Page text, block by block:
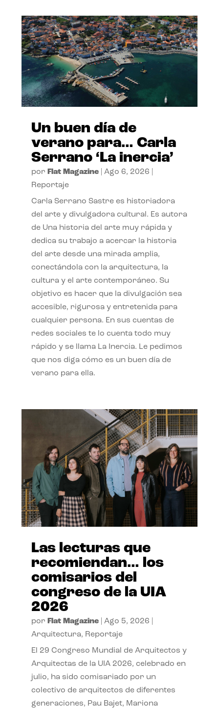
Un buen día de
verano para… Carla
Serrano ‘La inercia’
por Flat Magazine| Ago 6, 2026
Reportaje
Carla Serrano Sastre es historiadora
del arte y divulgadora cultural. Es autora
de Una historia del arte muy rápida y
dedica su trabajo a acercar la historia
del arte desde una mirada amplia,
conectándola con la arquitectura, la
cultura y el arte contemporáneo. Su
objetivo es hacer que la divulgación sea
accesible, rigurosa y entretenida para
cualquier persona. En sus cuentas de
redes sociales te lo cuenta todo muy
rápido y se llama La Inercia. Le pedimos
que nos diga cómo es un buen día de
verano para ella.
Las lecturas que
recomiendan… los
comisarios del
congreso de la UIA
2026
por Flat Magazine| Ago 5, 2026
Arquitectura, Reportaje
El 29 Congreso Mundial de Arquitectos y
Arquitectas de la UIA 2026, celebrado en
julio, ha sido comisariado por un
colectivo de arquitectos de diferentes
generaciones, Pau Bajet, Mariona